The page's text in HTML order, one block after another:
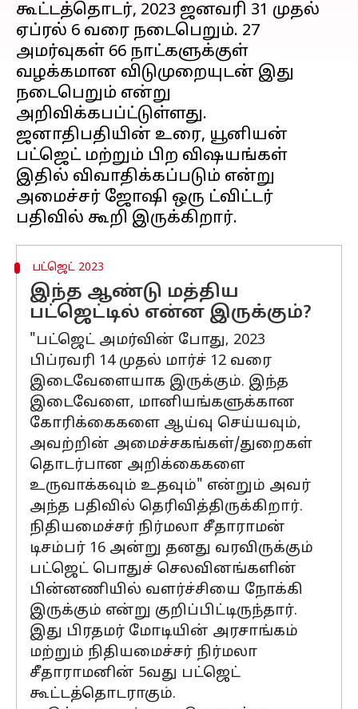
கூட்டத்தொடர், 2023 ஜனவரி 31 முதல்
ஏப்ரல் 6 வரை நடைபெறும். 27
அமர்வுகள் 66 நாட்களுக்குள்
வழக்கமான விடுமுறையுடன் இது
நடைபெறும் என்று
அறிவிக்கபப்ட்டுள்ளது.
ஜனாதிபதியின் உரை, யூனியன்
பட்ஜெட் மற்றும் பிற விஷயங்கள்
இதில் விவாதிக்கப்படும் என்று
அமைச்சர் ஜோஷி ஒரு ட்விட்டர்
பட்ஜெட் 2023
இந்த ஆண்டு மத்திய
பட்ஜெட்டில் என்ன இருக்கும்?
"பட்ஜெட் அமர்வின் போது, ​​2023
பிப்ரவரி 14 முதல் மார்ச் 12 வரை
இடைவேளையாக இருக்கும். இந்த
இடைவேளை, மானியங்களுக்கான
கோரிக்கைகளை ஆய்வு செய்யவும்,
அவற்றின் அமைச்சகங்கள்/துறைகள்
தொடர்பான அறிக்கைகளை
உருவாக்கவும் உதவும்" என்றும் அவர்
அந்த பதிவில் தெரிவித்திருக்கிறார்.
நிதியமைச்சர் நிர்மலா சீதாராமன்
டிசம்பர் 16 அன்று தனது வரவிருக்கும்
பட்ஜெட் பொதுச் செலவினங்களின்
பின்னணியில் வளர்ச்சியை நோக்கி
இருக்கும் என்று குறிப்பிட்டிருந்தார்.
இது பிரதமர் மோடியின் அரசாங்கம்
மற்றும் நிதியமைச்சர் நிர்மலா
சீதாராமனின் 5வது பட்ஜெட்
கூட்டத்தொடராகும்.